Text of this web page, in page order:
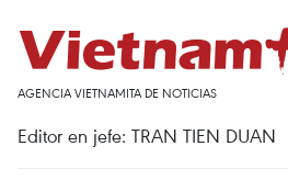
AGENCIA VIETNAMITA DE NOTICIAS
Editor en jefe: TRAN TIEN DUAN